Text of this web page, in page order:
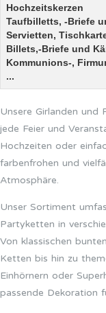
Hochzeitskerzen
Taufbilletts, -Briefe
Servietten,
Billets,-Briefe und
Kommunions-,
...
Unsere Girlanden
jede Feier und
Hochzeiten oder
farbenfrohen und
Atmosphäre.
Unser Sortiment
Partyketten in
Von klassischen
Ketten bis hin zu
Einhörnern oder
passende Dekoration